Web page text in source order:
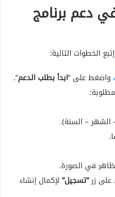
دعم برنامج
الخطوات التالية:
واضغط على “ابدأ بطلب الدعم“.
– الشهر – السنة).
في الصورة.
على زر“تسجيل” لإكمال إنشاء